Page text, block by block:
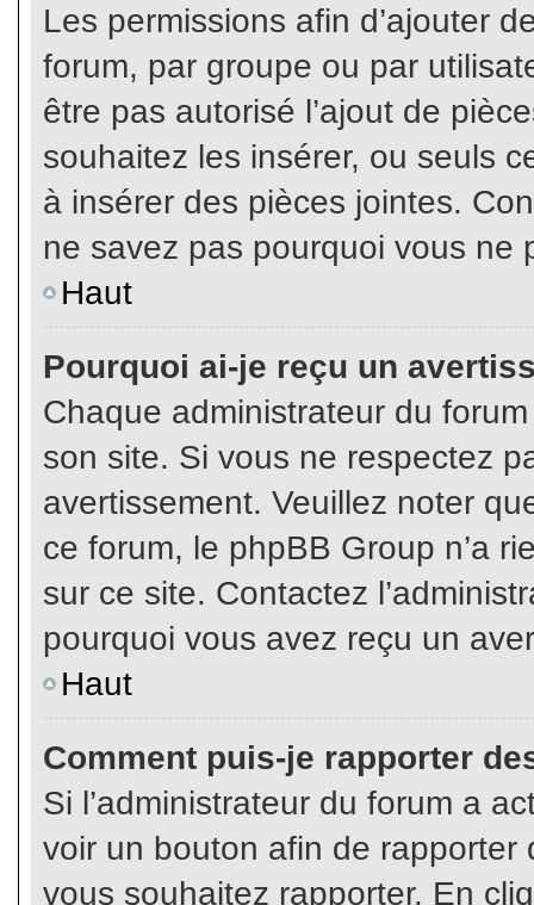
Les permissions afin d’ajouter
forum, par groupe ou par
être pas autorisé l’ajout de
souhaitez les insérer, ou seuls
à insérer des pièces jointes.
ne savez pas pourquoi vous ne
Haut
Pourquoi ai-je reçu un
Chaque administrateur du
son site. Si vous ne respectez
avertissement. Veuillez noter
ce forum, le phpBB Group n’a
sur ce site. Contactez
pourquoi vous avez reçu un
Haut
Comment puis-je rapporter
Si l’administrateur du forum a
voir un bouton afin de
vous souhaitez rapporter. En